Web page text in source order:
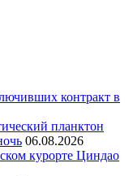
контракт в
планктон
06.08.2026
курорте Циндао